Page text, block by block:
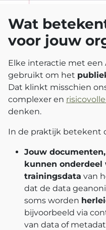
Wat
voor jouw
Elke interactie met
gebruikt om het
Dat klinkt misschien
complexer en
denken.
In de praktijk betekent
Jouw
kunnen onderdeel
trainingsdata van
dat de data
soms worden
bijvoorbeeld via
van data of